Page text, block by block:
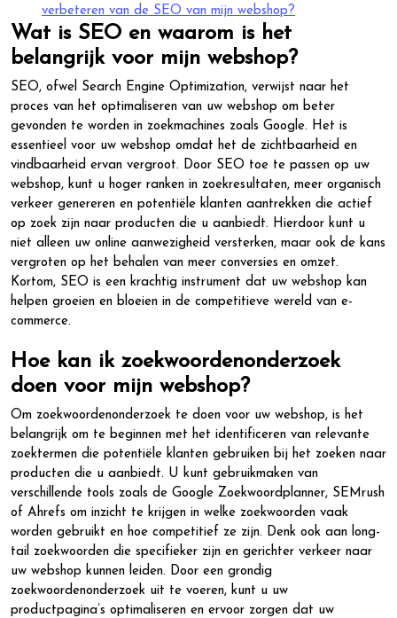
verbeteren van de SEO van mijn webshop?
Wat is SEO en waarom is het
belangrijk voor mijn webshop?
SEO, ofwel Search Engine Optimization, verwijst naar het
proces van het optimaliseren van uw webshop om beter
gevonden te worden in zoekmachines zoals Google. Het is
essentieel voor uw webshop omdat het de zichtbaarheid en
vindbaarheid ervan vergroot. Door SEO toe te passen op uw
webshop, kunt u hoger ranken in zoekresultaten, meer organisch
verkeer genereren en potentiële klanten aantrekken die actief
op zoek zijn naar producten die u aanbiedt. Hierdoor kunt u
niet alleen uw online aanwezigheid versterken, maar ook de kans
vergroten op het behalen van meer conversies en omzet.
Kortom, SEO is een krachtig instrument dat uw webshop kan
helpen groeien en bloeien in de competitieve wereld van e-
commerce.
Hoe kan ik zoekwoordenonderzoek
doen voor mijn webshop?
Om zoekwoordenonderzoek te doen voor uw webshop, is het
belangrijk om te beginnen met het identificeren van relevante
zoektermen die potentiële klanten gebruiken bij het zoeken naar
producten die u aanbiedt. U kunt gebruikmaken van
verschillende tools zoals de Google Zoekwoordplanner, SEMrush
of Ahrefs om inzicht te krijgen in welke zoekwoorden vaak
worden gebruikt en hoe competitief ze zijn. Denk ook aan long-
tail zoekwoorden die specifieker zijn en gerichter verkeer naar
uw webshop kunnen leiden. Door een grondig
zoekwoordenonderzoek uit te voeren, kunt u uw
productpagina’s optimaliseren en ervoor zorgen dat uw